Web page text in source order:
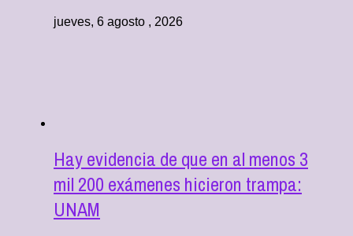
jueves, 6 agosto , 2026
Hay evidencia de que en al menos 3
mil 200 exámenes hicieron trampa:
UNAM